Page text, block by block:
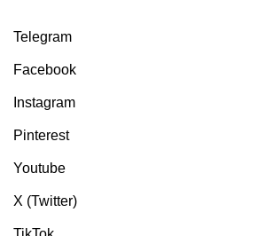
Telegram
Facebook
Instagram
Pinterest
Youtube
X (Twitter)